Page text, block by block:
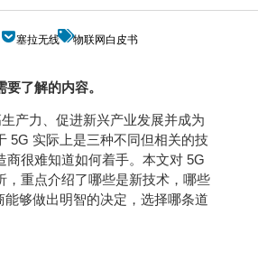
塞拉无线 物联网白皮书
了解的内容。
产力、促进新兴产业发展并成为
5G 实际上是三种不同但相关的技
商很难知道如何着手。本文对 5G
，重点介绍了哪些是新技术，哪些
够做出明智的决定，选择哪条道